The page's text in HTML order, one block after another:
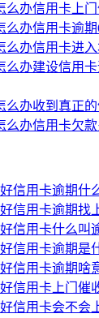
么办信用卡上
么办信用卡逾
么办信用卡进
么办建设信用
么办收到真正
么办信用卡欠
信用卡逾期什
信用卡逾期找
信用卡什么叫
信用卡逾期是
信用卡逾期啥
信用卡上门催
信用卡会不会